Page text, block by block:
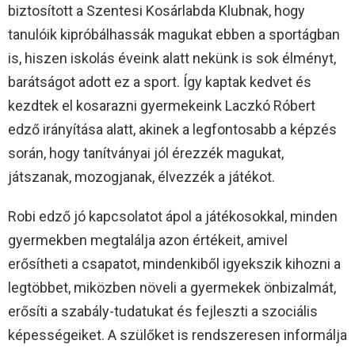
biztosított a Szentesi Kosárlabda Klubnak, hogy
tanulóik kipróbálhassák magukat ebben a sportágban
is, hiszen iskolás éveink alatt nekünk is sok élményt,
barátságot adott ez a sport. Így kaptak kedvet és
kezdtek el kosarazni gyermekeink Laczkó Róbert
edző irányítása alatt, akinek a legfontosabb a képzés
során, hogy tanítványai jól érezzék magukat,
játszanak, mozogjanak, élvezzék a játékot.
Robi edző jó kapcsolatot ápol a játékosokkal, minden
gyermekben megtalálja azon értékeit, amivel
erősítheti a csapatot, mindenkiből igyekszik kihozni a
legtöbbet, miközben növeli a gyermekek önbizalmát,
erősíti a szabály-tudatukat és fejleszti a szociális
képességeiket. A szülőket is rendszeresen informálja